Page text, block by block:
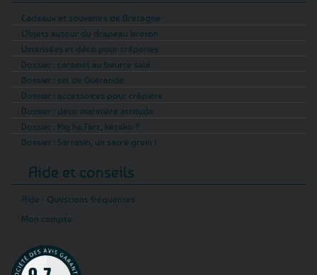
Cadeaux et souvenirs de Bretagne
Objets autour du drapeau breton
Ustensiles et déco pour crêperies
Dossier : caramel au beurre salé
Dossier : sel de Guérande
Dossier : accessoires pour crêpière
Dossier : déco marinière attitude
Dossier : Kig ha Farz, kézako ?
Dossier : Sarrasin, un sacré grain !
Aide et conseils
Aide - Questions fréquentes
Mon compte